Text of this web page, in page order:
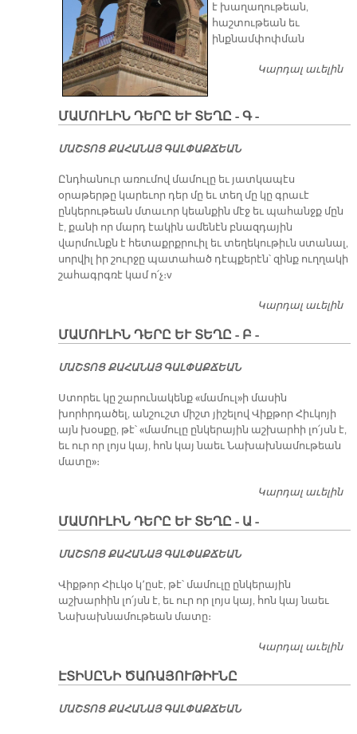
է խաղաղութեան,
հաշտութեան եւ
ինքնամփոփման
Կարդալ աւելին
ՄԱՄՈՒԼԻՆ ԴԵՐԸ ԵՒ ՏԵՂԸ - Գ -
ՄԱՇ­ՏՈՑ ՔԱ­ՀԱ­ՆԱՅ ԳԱԼ­ՓԱՔ­ՃԵԱՆ
Ընդհանուր առումով մամուլը եւ յատկապէս
օրաթերթը կարեւոր դեր մը եւ տեղ մը կը գրաւէ
ընկերութեան մտաւոր կեանքին մէջ եւ պահանջք մըն
է, քանի որ մարդ էակին ամենէն բնազդային
վարմունքն է հետաքրքրուիլ եւ տեղեկութիւն ստանալ,
սորվիլ իր շուրջը պատահած դէպքերէն՝ զինք ուղղակի
շահագրգռէ կամ ո՛չ։v
Կարդալ աւելին
ՄԱՄՈՒԼԻՆ ԴԵՐԸ ԵՒ ՏԵՂԸ - Բ -
ՄԱՇ­ՏՈՑ ՔԱ­ՀԱ­ՆԱՅ ԳԱԼ­ՓԱՔ­ՃԵԱՆ
Ստորեւ կը շարունակենք «մամուլ»ի մասին
խորհրդածել, անշուշտ միշտ յիշելով Վիքթոր Հիւկոյի
այն խօսքը, թէ՝ «մամուլը ընկերային աշխարհի լո՛յսն է,
եւ ուր որ լոյս կայ, հոն կայ նաեւ Նախախնամութեան
մատը»։
Կարդալ աւելին
ՄԱՄՈՒԼԻՆ ԴԵՐԸ ԵՒ ՏԵՂԸ - Ա -
ՄԱՇ­ՏՈՑ ՔԱ­ՀԱ­ՆԱՅ ԳԱԼ­ՓԱՔ­ՃԵԱՆ
Վիքթոր Հիւկօ կ՚ըսէ, թէ՝ մամուլը ընկերային
աշխարհին լո՛յսն է, եւ ուր որ լոյս կայ, հոն կայ նաեւ
Նախախնամութեան մատը։
Կարդալ աւելին
ԷՏԻՍԸՆԻ ԾԱՌԱՅՈՒԹԻՒՆԸ
ՄԱՇ­ՏՈՑ ՔԱ­ՀԱ­ՆԱՅ ԳԱԼ­ՓԱՔ­ՃԵԱՆ